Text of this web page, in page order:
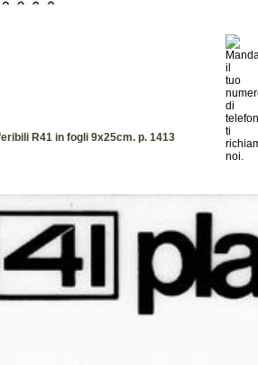
R41 in fogli 9x25cm. p. 1413